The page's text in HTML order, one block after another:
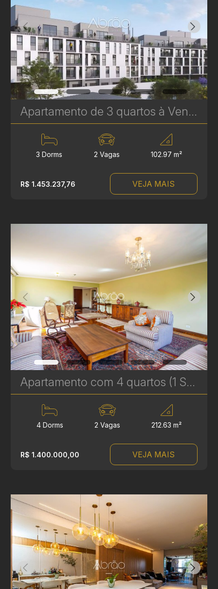
Apartamento de 3 quartos à Venda no Le Gris - Santa Felicidade - 102 m² Privativos | Ref. 1760
3 Dorms 2 Vagas 102.97 m²
R$ 1.453.237,76 VEJA MAIS
Apartamento com 4 quartos (1 Suíte) à Venda no Batel - 212 m² - Próximo à Praça da Espanha | Ref. 681
4 Dorms 2 Vagas 212.63 m²
R$ 1.400.000,00 VEJA MAIS